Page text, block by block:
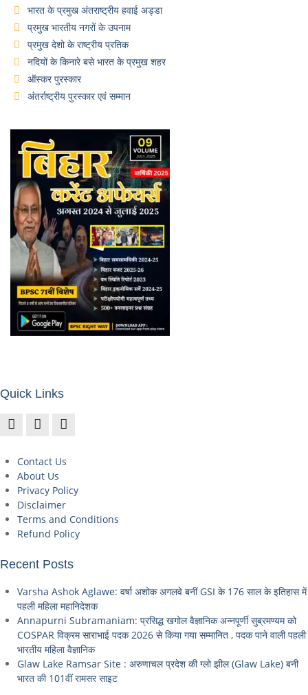
भारत के प्रमुख अंतराष्ट्रीय हवाई अड्डा
प्रमुख भारतीय नगरों के उपनाम
प्रमुख देशो के राष्ट्रीय प्रतिक
नदियों के किनारे बसे भारत के प्रमुख शहर
ऑस्कर पुरस्कार
अंतर्राष्ट्रीय पुरस्कार एवं सम्मान
Quick Links
Contact Us
About Us
Privacy Policy
Disclaimer
Terms and Conditions
Refund Policy
Recent Posts
Varsha Ashok Aglawe: वर्षा अशोक अगलवे बनीं GSI के 176 साल के इतिहास में
पहली महिला महानिदेशक
Annapurni Subramaniam: प्रसिद्ध खगोल वैज्ञानिक अन्नपूर्णी सुब्रमण्यम को
COSPAR विक्रम साराभाई पदक 2026 से किया गया सम्मानित , पदक पाने वाली पहली
भारतीय महिला वैज्ञानिक
Glaw Lake Ramsar Site : अरुणाचल प्रदेश की ग्लो झील (Glaw Lake) बनी
भारत की 101वीं रामसर साइट